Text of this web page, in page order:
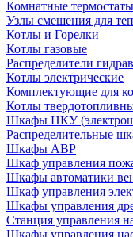
Комнатные термостаты
Узлы смешения для
Котлы и Горелки
Котлы газовые
Распределители
Котлы электрические
Комплектующие для
Котлы
Шкафы НКУ
Распределительные
Шкафы АВР
Шкаф управления
Шкафы автоматики
Шкаф управления
Шкафы управления
Станция управления
Шкафы управления